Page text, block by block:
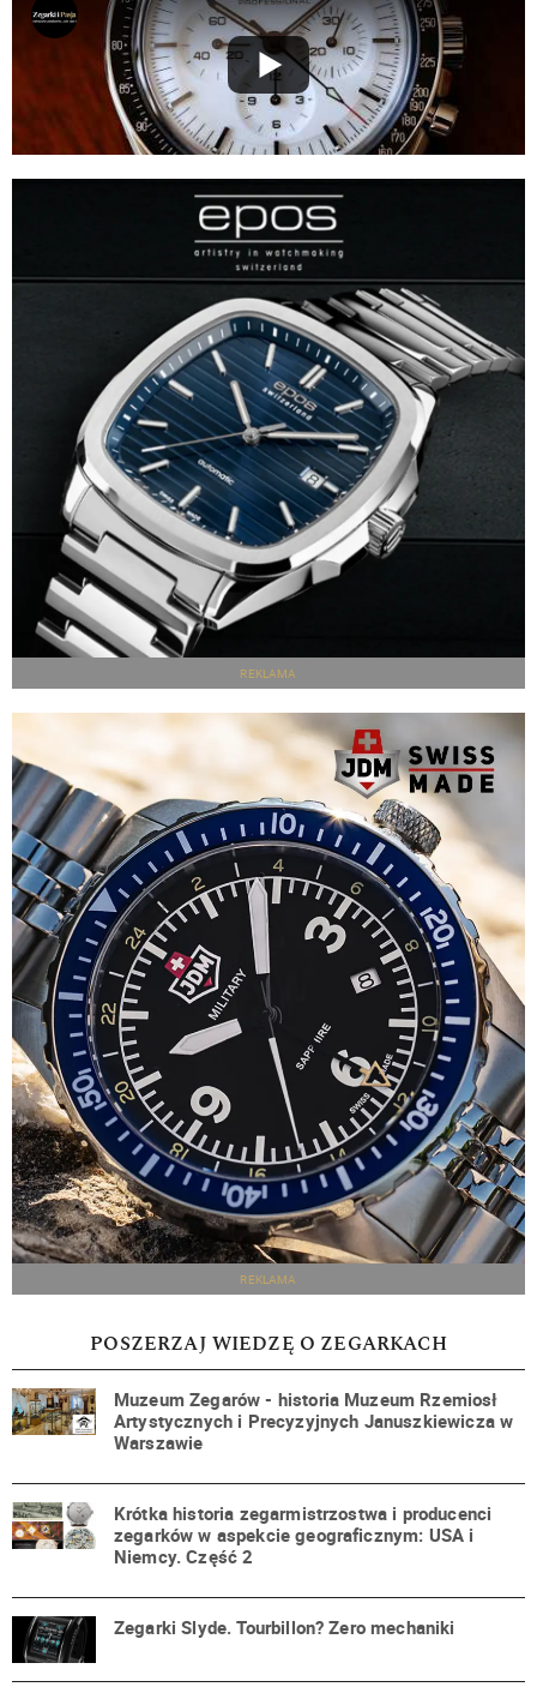
REKLAMA
REKLAMA
POSZERZAJ WIEDZĘ O ZEGARKACH
Muzeum Zegarów - historia Muzeum Rzemiosł
Artystycznych i Precyzyjnych Januszkiewicza w
Warszawie
Krótka historia zegarmistrzostwa i producenci
zegarków w aspekcie geograficznym: USA i
Niemcy. Część 2
Zegarki Slyde. Tourbillon? Zero mechaniki